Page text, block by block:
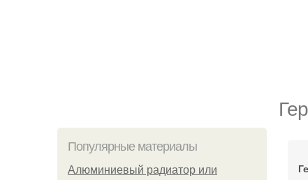
Популярные материалы
Алюминиевый радиатор или